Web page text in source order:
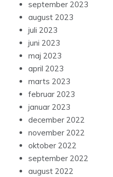
september 2023
august 2023
juli 2023
juni 2023
maj 2023
april 2023
marts 2023
februar 2023
januar 2023
december 2022
november 2022
oktober 2022
september 2022
august 2022